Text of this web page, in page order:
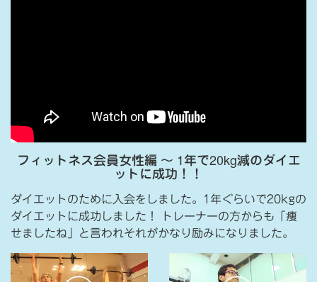
フィットネス会員女性編 〜 1年で20kg減のダイエ
ットに成功！！
ダイエットのために入会をしました。1年ぐらいで20kgの
ダイエットに成功しました！ トレーナーの方からも「痩
せましたね」と言われそれがかなり励みになりました。